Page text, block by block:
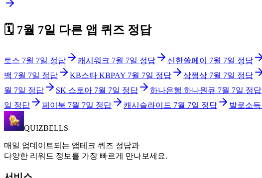
🗓️ 7월 7일 다른 앱 퀴즈 정답
토스 7월 7일 정답 캐시워크 7월 7일 정답 신한쏠페이 7월 7일 정답
백 7월 7일 정답 KB스타 KBPAY 7월 7일 정답 삼쩜삼 7월 7일 정답
월 7일 정답 SK 스토아 7월 7일 정답 하나은행 하나원큐 7월 7일 정답
일 정답 페이북 7월 7일 정답 캐시슬라이드 7월 7일 정답 발로소득
QUIZBELLS
매일 업데이트되는 앱테크 퀴즈 정답과
다양한 리워드 정보를 가장 빠르게 만나보세요.